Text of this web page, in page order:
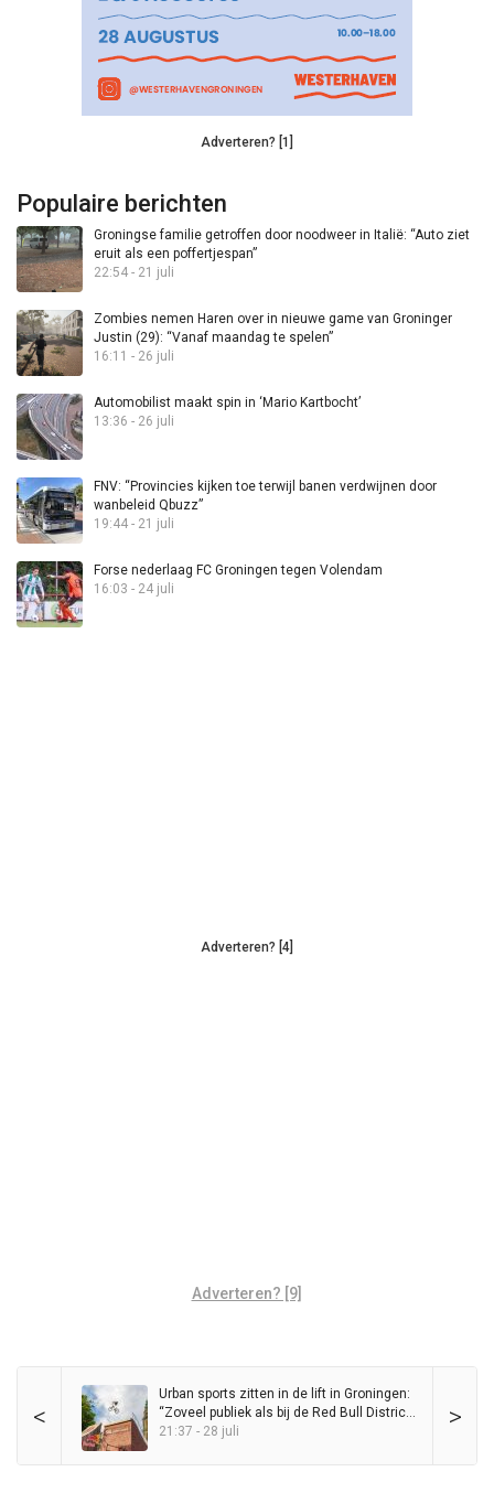
Adverteren? [1]
Populaire berichten
Groningse familie getroffen door noodweer in Italië: “Auto ziet
eruit als een poffertjespan”
22:54 - 21 juli
Zombies nemen Haren over in nieuwe game van Groninger
Justin (29): “Vanaf maandag te spelen”
16:11 - 26 juli
Automobilist maakt spin in ‘Mario Kartbocht’
13:36 - 26 juli
FNV: “Provincies kijken toe terwijl banen verdwijnen door
wanbeleid Qbuzz”
19:44 - 21 juli
Forse nederlaag FC Groningen tegen Volendam
16:03 - 24 juli
Adverteren? [4]
Adverteren? [9]
< >
Urban sports zitten in de lift in Groningen:
“Zoveel publiek als bij de Red Bull District
Ride heb ik nog nooit op de Grote Markt
21:37 - 28 juli